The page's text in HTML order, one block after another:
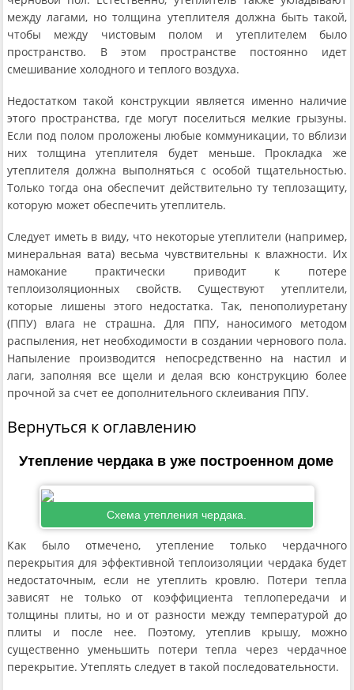
между лагами, но толщина утеплителя должна быть такой,
чтобы между чистовым полом и утеплителем было
пространство. В этом пространстве постоянно идет
смешивание холодного и теплого воздуха.
Недостатком такой конструкции является именно наличие
этого пространства, где могут поселиться мелкие грызуны.
Если под полом проложены любые коммуникации, то вблизи
них толщина утеплителя будет меньше. Прокладка же
утеплителя должна выполняться с особой тщательностью.
Только тогда она обеспечит действительно ту теплозащиту,
которую может обеспечить утеплитель.
Следует иметь в виду, что некоторые утеплители (например,
минеральная вата) весьма чувствительны к влажности. Их
намокание практически приводит к потере
теплоизоляционных свойств. Существуют утеплители,
которые лишены этого недостатка. Так, пенополиуретану
(ППУ) влага не страшна. Для ППУ, наносимого методом
распыления, нет необходимости в создании чернового пола.
Напыление производится непосредственно на настил и
лаги, заполняя все щели и делая всю конструкцию более
прочной за счет ее дополнительного склеивания ППУ.
Вернуться к оглавлению
Утепление чердака в уже построенном доме
Схема утепления чердака.
Как было отмечено, утепление только чердачного
перекрытия для эффективной теплоизоляции чердака будет
недостаточным, если не утеплить кровлю. Потери тепла
зависят не только от коэффициента теплопередачи и
толщины плиты, но и от разности между температурой до
плиты и после нее. Поэтому, утеплив крышу, можно
существенно уменьшить потери тепла через чердачное
перекрытие. Утеплять следует в такой последовательности.